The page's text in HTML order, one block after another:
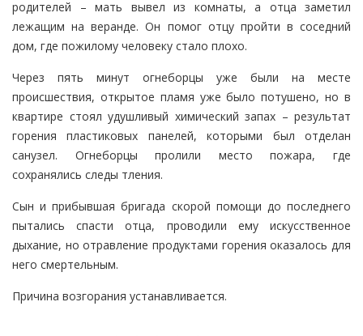
родителей – мать вывел из комнаты, а отца заметил
лежащим на веранде. Он помог отцу пройти в соседний
дом, где пожилому человеку стало плохо.
Через пять минут огнеборцы уже были на месте
происшествия, открытое пламя уже было потушено, но в
квартире стоял удушливый химический запах – результат
горения пластиковых панелей, которыми был отделан
санузел. Огнеборцы пролили место пожара, где
сохранялись следы тления.
Сын и прибывшая бригада скорой помощи до последнего
пытались спасти отца, проводили ему искусственное
дыхание, но отравление продуктами горения оказалось для
него смертельным.
Причина возгорания устанавливается.